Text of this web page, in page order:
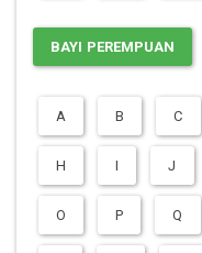
BAYI PEREMPUAN
A B C
H I J
O P Q